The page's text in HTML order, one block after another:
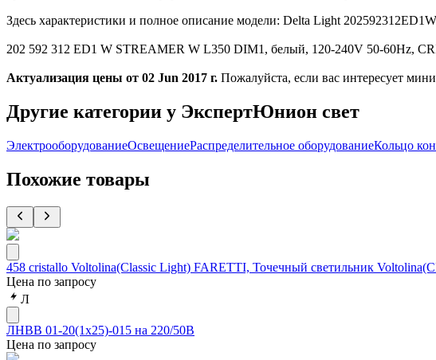
Здесь характеристики и полное описание модели: Delta Light
202 592 312 ED1 W STREAMER W L350 DIM1, белый, 120-240V 50-60Hz,
Актуализация цены от 02 Jun 2017 г. Пожалуйста, если вас интересует
Другие категории у ЭкспертЮнион свет
ЭлектрооборудованиеОсвещениеРаспределительное оборудованиеКольцо
Похожие товары
458 cristallo Voltolina(Classic Light) FARETTI, Точечный светильник
Цена по запросу
Л
ЛНВВ 01-20(1х25)-015 на 220/50В
Цена по запросу